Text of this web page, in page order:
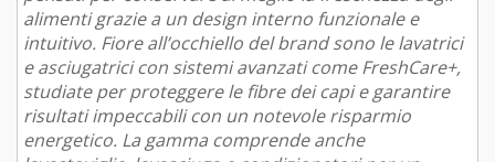
alimenti grazie a un design interno funzionale e
intuitivo. Fiore all’occhiello del brand sono le lavatrici
e asciugatrici con sistemi avanzati come FreshCare+,
studiate per proteggere le fibre dei capi e garantire
risultati impeccabili con un notevole risparmio
energetico. La gamma comprende anche